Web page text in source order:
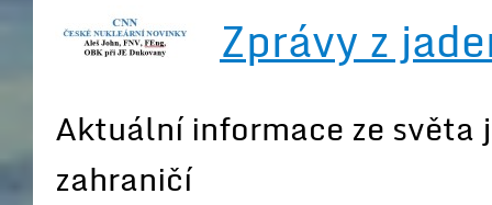
Zprávy z
Aktuální informace ze světa
zahraničí